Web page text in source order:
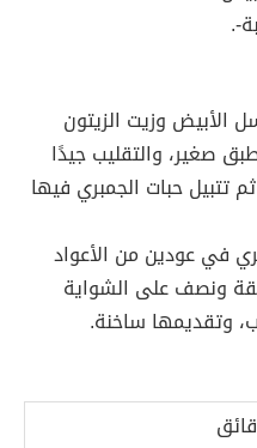
.
الأبيض وزيت الزيتون
صغير، والتقليب جيدًا
تتبيل حبات الجمبري فيها
في عودين من الأعواد
ونصف على الشواية
وتقديمها ساخنة.